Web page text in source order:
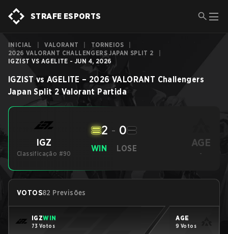
STRAFE ESPORTS
INICIAL VALORANT TORNEIOS
2026 VALORANT CHALLENGERS JAPAN SPLIT 2
IGZIST VS AGELITE - JUN 4, 2026
IGZIST vs AGELITE – 2026 VALORANT Challengers
Japan Split 2 Valorant Partida
IGZ
Classificação #90
WIN
2 - 0
LOSE AGE
-
VOTOS82 Previsões
IGZWIN
73 Votos
AGE
9 Votos